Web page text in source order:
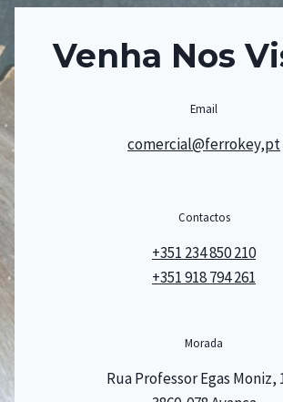
Venha Nos
Email
comercial@ferrokey,pt
Contactos
+351 234 850 210
+351 918 794 261
Morada
Rua Professor Egas Moniz,